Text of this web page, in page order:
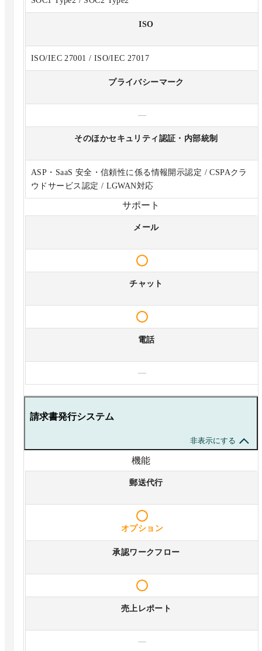
ISO
ISO/IEC 27001 / ISO/IEC 27017
プライバシーマーク
—
そのほかセキュリティ認証・内部統制
ASP・SaaS 安全・信頼性に係る情報開示認定 / CSPAクラ
ウドサービス認定 / LGWAN対応
サポート
メール
チャット
電話
—
請求書発行システム
非表示にする
機能
郵送代行
オプション
承認ワークフロー
売上レポート
—